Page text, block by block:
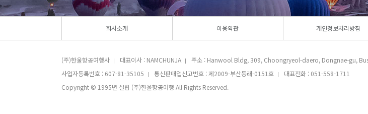
회사소개 이용약관 개인정보처리방침
(주)한울항공여행사 | 대표이사 : NAMCHUNJA |
주소 : Hanwool Bldg, 309, Choongryeol-daero, Dongnae-gu,
사업자등록번호 : 607-81-35105
| 통신판매업신고번호 : 제2009-부산동래-0151호 |
대표전화 : 051-558-1711
Copyright © 1995년 설립 (주)한울항공여행 All Rights Reserved.